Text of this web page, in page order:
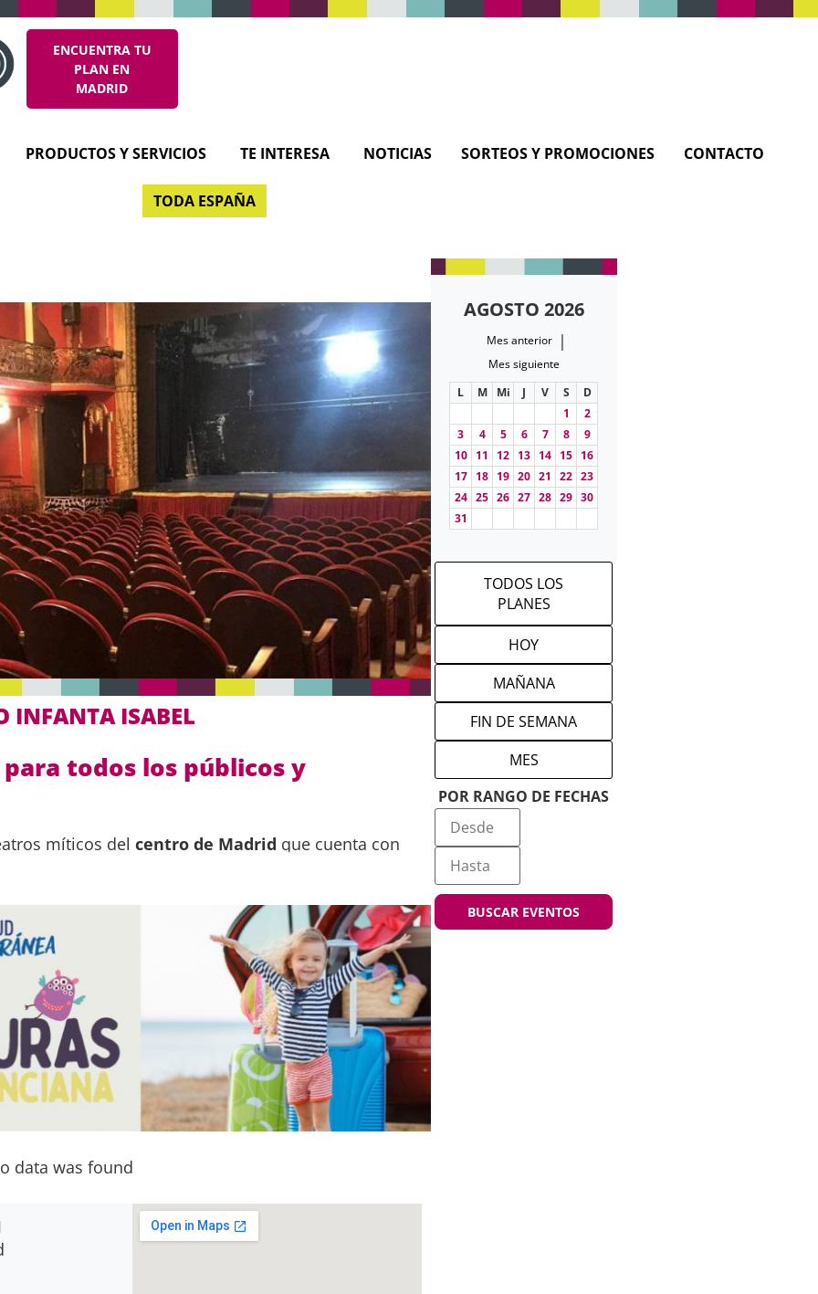
ENCUENTRA TU
PLAN EN
MADRID
PRODUCTOS Y SERVICIOS TE INTERESA NOTICIAS SORTEOS Y PROMOCIONES CONTACTO
TODA ESPAÑA
INFANTA ISABEL
todos los públicos y
míticos del centro de Madrid que cuenta con
cinematográficas en 1907 con el nombre de
se transformó en el Petit Palais. Por aquellos años
espectáculos de variedades. Muñoz Seca, Arniches,
en elInfanta Isabel algunos de sus grandes éxitos.
data was found
AGOSTO 2026
Mes anterior |
Mes siguiente
L
M Mi J V S
D
1
2
3
4 5 6 7 8
9
10 11 12 13 14 15 16
17 18 19 20 21 22 23
24 25 26 27 28 29 30
31
TODOS LOS
PLANES
HOY
MAÑANA
FIN DE SEMANA
MES
POR RANGO DE FECHAS
BUSCAR EVENTOS